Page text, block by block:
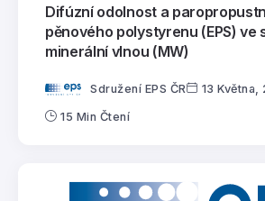
Difúzní odolnost a
pěnového polystyrenu (EPS) ve
minerální vlnou (MW)
Sdružení EPS ČR 13 Května,
15 Min Čtení